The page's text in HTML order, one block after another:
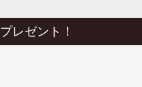
レゼント！